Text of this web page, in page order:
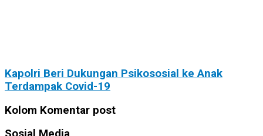
Kapolri Beri Dukungan Psikososial ke Anak
Terdampak Covid-19
Kolom Komentar post